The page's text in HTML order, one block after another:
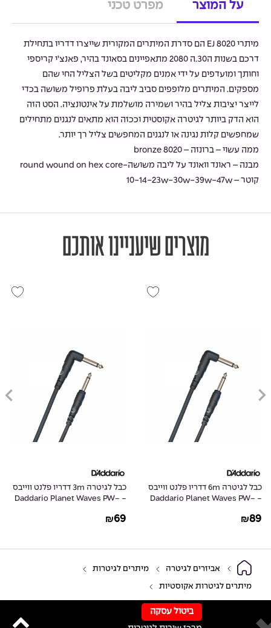
על המוצר מפרט טכני
מיתרי EJ 8020 הם סדרת המיתרים המקורית שייצרו דדריו בתחילת
דרכם בשנות ה30.ה 2080 מתאפיינים בסאונד בהיר, פאנצ’י קריספי
וחותך ומועדפים על ידי אמנים מקליטים בשל הצליל החי שהם
מספקים. המיתרים מלופפים סביב ליבה בעלת פרופיל משושה בכדי
לייצר יציבות צליל בהיר ושמירה מושלמת על אינטונציה. הסט הזה
הוא הדק ביותר לגיטרה אקוסטית וככזה הוא מתאים לנגנים מתחילים
שמחפשים קלות נגינה או לנגנים המחפשים צליל רך יותר.
ממה עשוי – ברונזה – bronze 8020
מבנה – ראונד וואונד על ליבה משושה-round wound on hex core
קוטר – 10-14-23w-30w-39w-47w
מוצרים שיעניינו אותכם
כבל לגיטרה 6m דדריו פלנט ווייבס
- Daddario Planet Waves PW-
₪89
כבל לגיטרה 3m דדריו פלנט ווייבס
- Daddario Planet Waves PW-
₪69
אביזרים לגיטרה מיתרים לגיטרות
מיתרים לגיטרות אקוסטיות
ביטול עסקה